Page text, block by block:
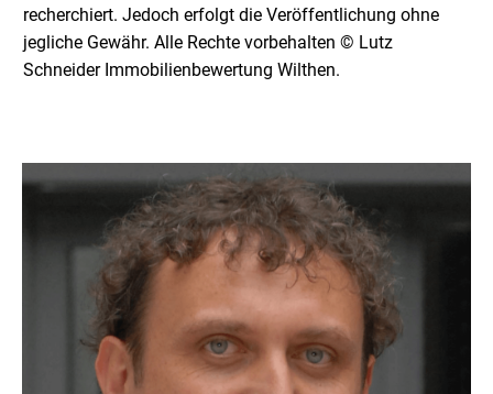
recherchiert. Jedoch erfolgt die Veröffentlichung ohne
jegliche Gewähr. Alle Rechte vorbehalten © Lutz
Schneider Immobilienbewertung Wilthen.